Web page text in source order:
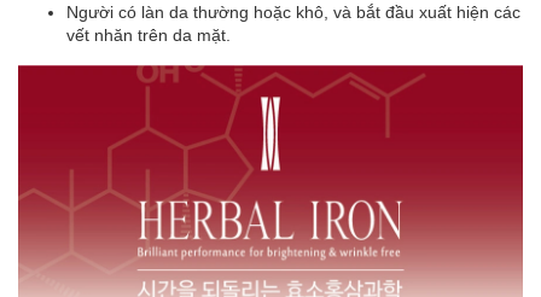
Người có làn da thường hoặc khô, và bắt đầu xuất hiện các
vết nhăn trên da mặt.